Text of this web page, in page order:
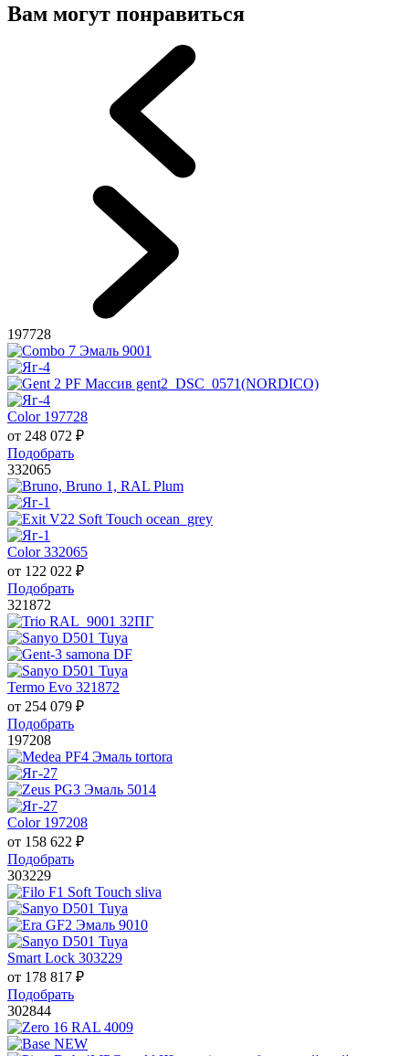
Вам могут понравиться
197728
Color 197728
от 248 072 ₽
Подобрать
332065
Color 332065
от 122 022 ₽
Подобрать
321872
Termo Evo 321872
от 254 079 ₽
Подобрать
197208
Color 197208
от 158 622 ₽
Подобрать
303229
Smart Lock 303229
от 178 817 ₽
Подобрать
302844